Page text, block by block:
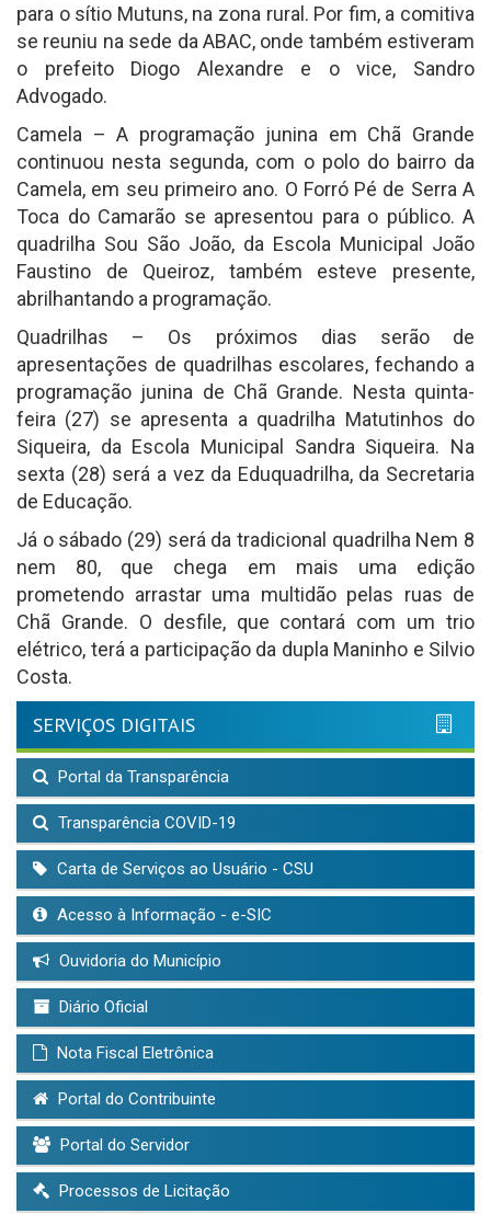
para o sítio Mutuns, na zona rural. Por fim, a comitiva
se reuniu na sede da ABAC, onde também estiveram
o prefeito Diogo Alexandre e o vice, Sandro
Advogado.
Camela – A programação junina em Chã Grande
continuou nesta segunda, com o polo do bairro da
Camela, em seu primeiro ano. O Forró Pé de Serra A
Toca do Camarão se apresentou para o público. A
quadrilha Sou São João, da Escola Municipal João
Faustino de Queiroz, também esteve presente,
abrilhantando a programação.
Quadrilhas – Os próximos dias serão de
apresentações de quadrilhas escolares, fechando a
programação junina de Chã Grande. Nesta quinta-
feira (27) se apresenta a quadrilha Matutinhos do
Siqueira, da Escola Municipal Sandra Siqueira. Na
sexta (28) será a vez da Eduquadrilha, da Secretaria
de Educação.
Já o sábado (29) será da tradicional quadrilha Nem 8
nem 80, que chega em mais uma edição
prometendo arrastar uma multidão pelas ruas de
Chã Grande. O desfile, que contará com um trio
elétrico, terá a participação da dupla Maninho e Silvio
Costa.
SERVIÇOS DIGITAIS
Portal da Transparência
Transparência COVID-19
Carta de Serviços ao Usuário - CSU
Acesso à Informação - e-SIC
Ouvidoria do Município
Diário Oficial
Nota Fiscal Eletrônica
Portal do Contribuinte
Portal do Servidor
Processos de Licitação